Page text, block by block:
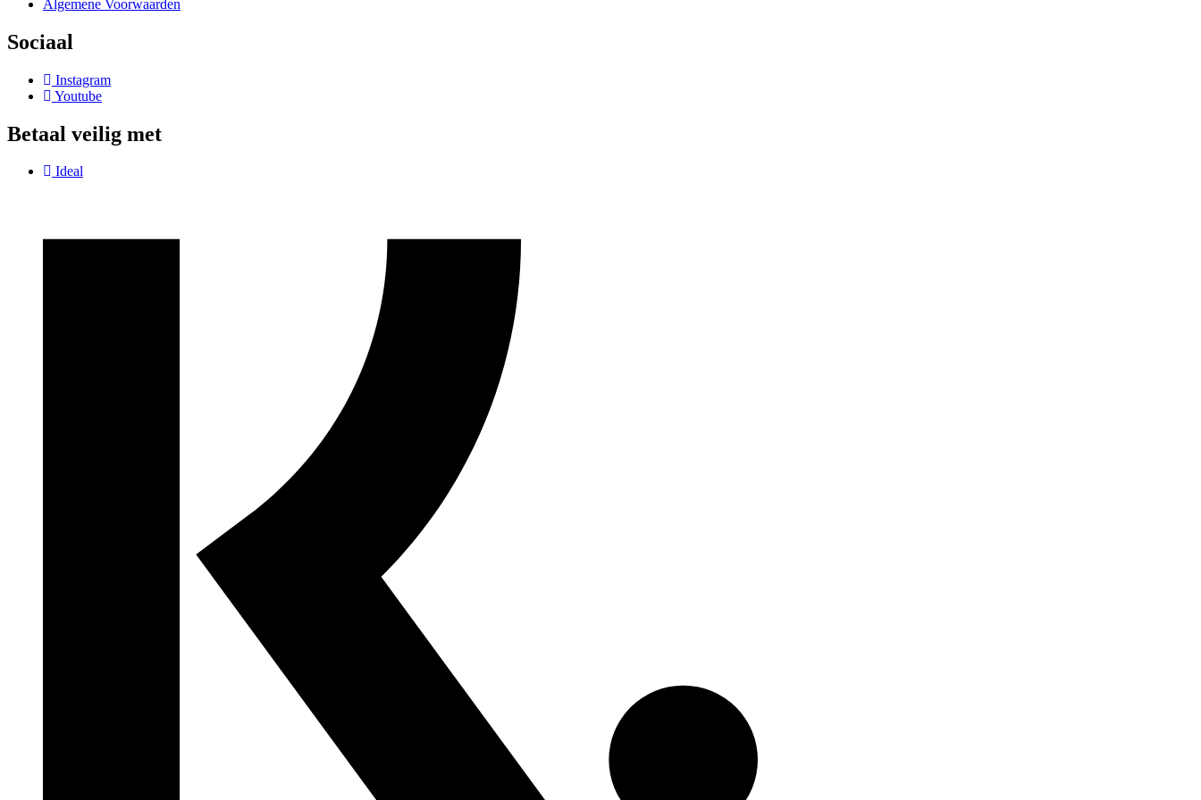
Algemene Voorwaarden
Sociaal
Instagram
Youtube
Betaal veilig met
Ideal